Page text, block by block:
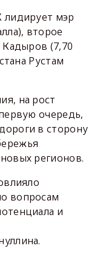
лидирует мэр
второе
Кадыров (7,70
Рустам
на рост
очередь,
в сторону
регионов.
вопросам
и